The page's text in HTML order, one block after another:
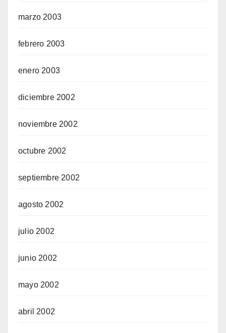
marzo 2003
febrero 2003
enero 2003
diciembre 2002
noviembre 2002
octubre 2002
septiembre 2002
agosto 2002
julio 2002
junio 2002
mayo 2002
abril 2002